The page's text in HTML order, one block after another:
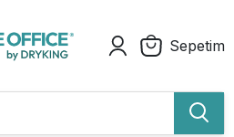
Sepetim